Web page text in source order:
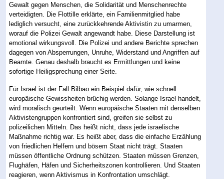
Gewalt gegen Menschen, die Solidarität und Menschenrechte
verteidigten. Die Flottille erklärte, ein Familienmitglied habe
lediglich versucht, eine zurückkehrende Aktivistin zu umarmen,
worauf die Polizei Gewalt angewandt habe. Diese Darstellung ist
emotional wirkungsvoll. Die Polizei und andere Berichte sprechen
dagegen von Absperrungen, Unruhe, Widerstand und Angriffen auf
Beamte. Genau deshalb braucht es Ermittlungen und keine
sofortige Heiligsprechung einer Seite.
Für Israel ist der Fall Bilbao ein Beispiel dafür, wie schnell
europäische Gewissheiten brüchig werden. Solange Israel handelt,
wird moralisch geurteilt. Wenn europäische Staaten mit denselben
Aktivistengruppen konfrontiert sind, greifen sie selbst zu
polizeilichen Mitteln. Das heißt nicht, dass jede israelische
Maßnahme richtig war. Es heißt aber, dass die einfache Erzählung
von friedlichen Helfern und bösem Staat nicht trägt. Staaten
müssen öffentliche Ordnung schützen. Staaten müssen Grenzen,
Flughäfen, Häfen und Sicherheitszonen kontrollieren. Und Staaten
reagieren, wenn Aktivismus in Konfrontation umschlägt.